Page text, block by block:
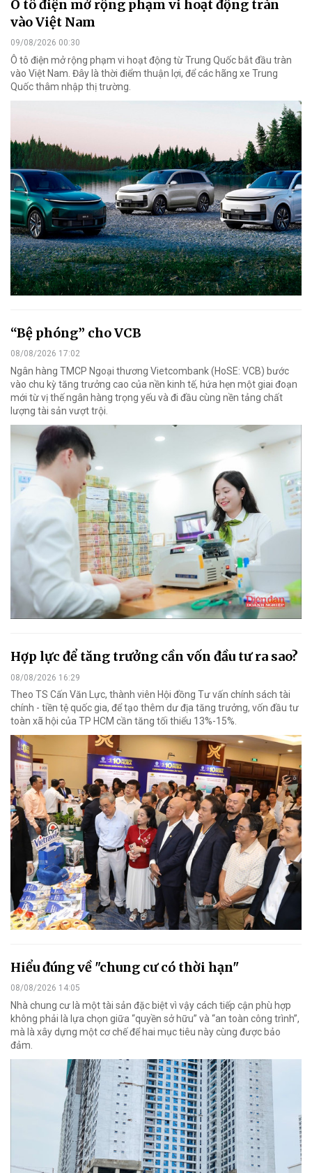
Ô tô điện mở rộng phạm vi hoạt động tràn
vào Việt Nam
09/08/2026 00:30
Ô tô điện mở rộng phạm vi hoạt động từ Trung Quốc bắt đầu tràn
vào Việt Nam. Đây là thời điểm thuận lợi, để các hãng xe Trung
Quốc thâm nhập thị trường.
“Bệ phóng” cho VCB
08/08/2026 17:02
Ngân hàng TMCP Ngoại thương Vietcombank (HoSE: VCB) bước
vào chu kỳ tăng trưởng cao của nền kinh tế, hứa hẹn một giai đoạn
mới từ vị thế ngân hàng trọng yếu và đi đầu cùng nền tảng chất
lượng tài sản vượt trội.
Hợp lực để tăng trưởng cần vốn đầu tư ra sao?
08/08/2026 16:29
Theo TS Cấn Văn Lực, thành viên Hội đồng Tư vấn chính sách tài
chính - tiền tệ quốc gia, để tạo thêm dư địa tăng trưởng, vốn đầu tư
toàn xã hội của TP HCM cần tăng tối thiểu 13%-15%.
Hiểu đúng về "chung cư có thời hạn"
08/08/2026 14:05
Nhà chung cư là một tài sản đặc biệt vì vậy cách tiếp cận phù hợp
không phải là lựa chọn giữa “quyền sở hữu” và “an toàn công trình”,
mà là xây dựng một cơ chế để hai mục tiêu này cùng được bảo
đảm.